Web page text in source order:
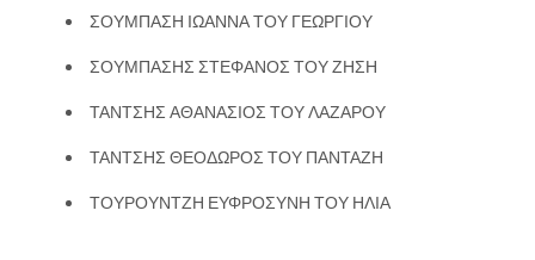
ΣΟΥΜΠΑΣΗ ΙΩΑΝΝΑ ΤΟΥ ΓΕΩΡΓΙΟΥ
ΣΟΥΜΠΑΣΗΣ ΣΤΕΦΑΝΟΣ ΤΟΥ ΖΗΣΗ
ΤΑΝΤΣΗΣ ΑΘΑΝΑΣΙΟΣ ΤΟΥ ΛΑΖΑΡΟΥ
ΤΑΝΤΣΗΣ ΘΕΟΔΩΡΟΣ ΤΟΥ ΠΑΝΤΑΖΗ
ΤΟΥΡΟΥΝΤΖΗ ΕΥΦΡΟΣΥΝΗ ΤΟΥ ΗΛΙΑ